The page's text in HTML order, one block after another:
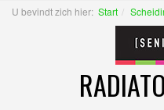
U bevindt zich hier: Start